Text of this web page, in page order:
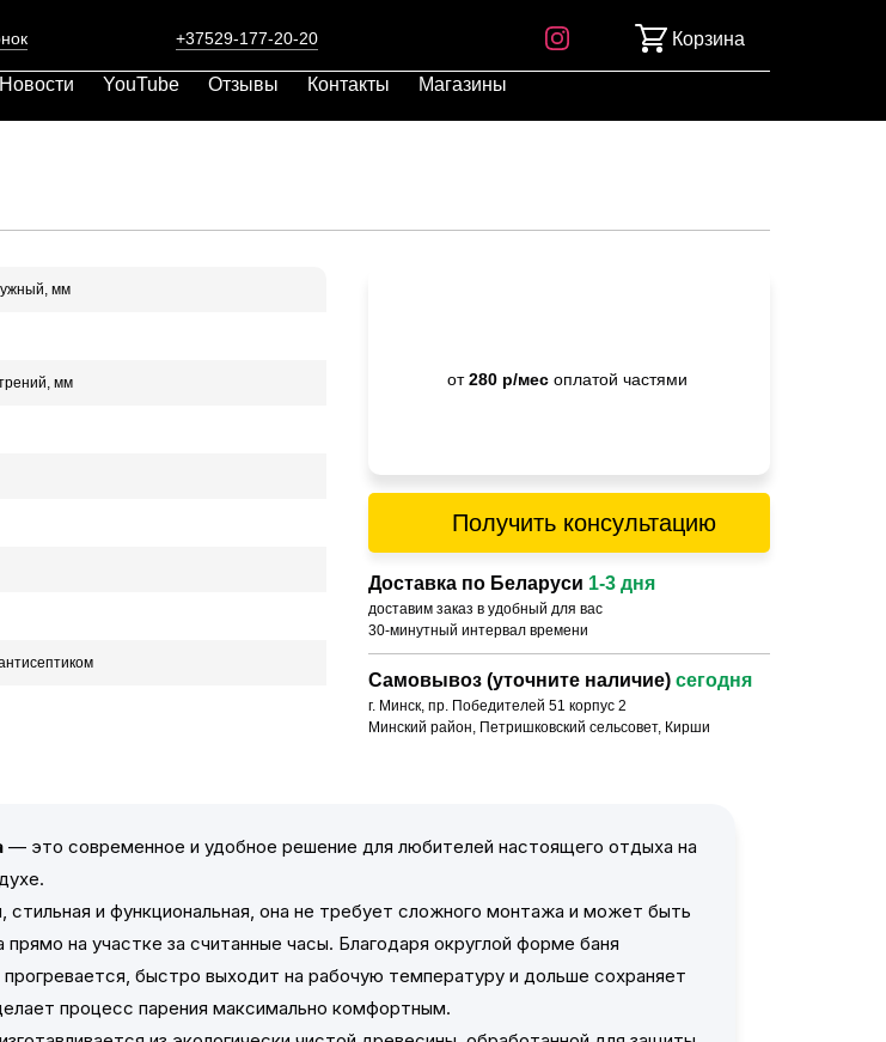
+37529-177-20-20 Корзина
Новости YouTube Отзывы Контакты Магазины
мм
мм
Получить консультацию
от280 р/мес оплатой частями
г. Минск, пр. Победителей 51 корпус 2
Минский район, Петришковский сельсовет, Кирши
Самовывоз (уточните наличие) сегодня
доставим заказ в удобный для вас
30-минутный интервал времени
Доставка по Беларуси 1-3 дня
— это современное и удобное решение для любителей настоящего отдыха на
стильная и функциональная, она не требует сложного монтажа и может быть
прямо на участке за считанные часы. Благодаря округлой форме баня
быстро выходит на рабочую температуру и дольше сохраняет
процесс парения максимально комфортным.